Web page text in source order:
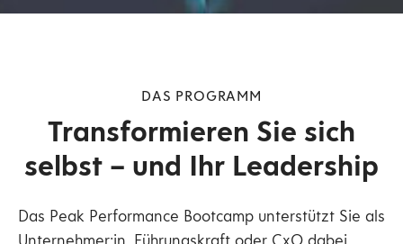
DAS PROGRAMM
Transformieren Sie sich
selbst – und Ihr Leadership
Das Peak Performance Bootcamp unterstützt Sie als